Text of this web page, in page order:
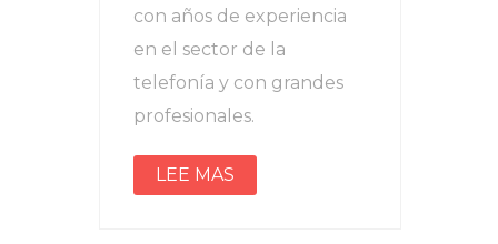
con años de experiencia
en el sector de la
telefonía y con grandes
profesionales.
LEE MAS